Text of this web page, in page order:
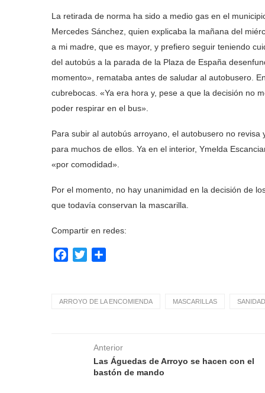
La retirada de norma ha sido a medio gas en el
Mercedes Sánchez, quien explicaba la mañana del
a mi madre, que es mayor, y prefiero seguir teniendo
del autobús a la parada de la Plaza de España
momento», remataba antes de saludar al autobusero.
cubrebocas. «Ya era hora y, pese a que la decisión no
poder respirar en el bus».
Para subir al autobús arroyano, el autobusero no
para muchos de ellos. Ya en el interior, Ymelda
«por comodidad».
Por el momento, no hay unanimidad en la decisión de
que todavía conservan la mascarilla.
Compartir en redes:
Facebook
Twitter
ARROYO DE LA ENCOMIENDA MASCARILLAS SANIDAD
Anterior
Las Águedas de Arroyo se hacen con el
bastón de mando